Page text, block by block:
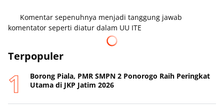
Komentar sepenuhnya menjadi tanggung jawab
komentator seperti diatur dalam UU ITE
Terpopuler
Borong Piala, PMR SMPN 2 Ponorogo Raih Peringkat
Utama di JKP Jatim 2026